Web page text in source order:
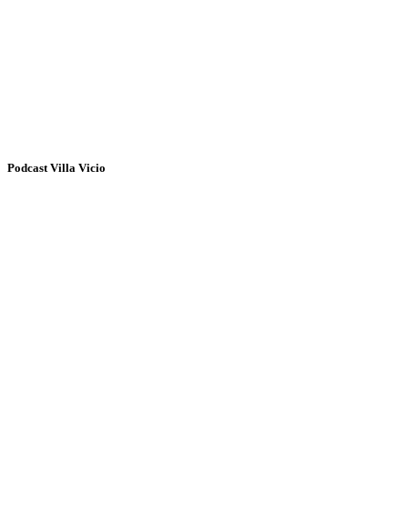
Podcast Villa Vicio